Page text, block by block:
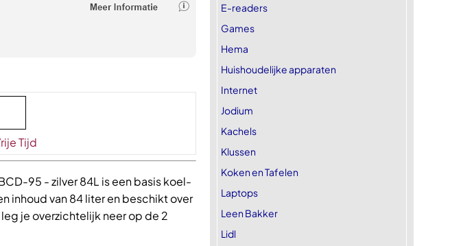
Tijd
95 - zilver 84L is een basis koel-
inhoud van 84 liter en beschikt over
je overzichtelijk neer op de 2
E-readers
Games
Hema
Huishoudelijke apparaten
Internet
Jodium
Kachels
Klussen
Koken en Tafelen
Laptops
Leen Bakker
Lidl